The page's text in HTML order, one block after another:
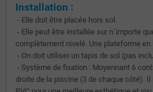
Installation :
- Elle doit être placée hors sol.
- Elle peut être installée sur n`importe
complètement nivelé. Une plateforme en
- On doit utiliser un tapis de sol (pas
- Système de fixation : Moyennant 6
droite de la piscine (3 de chaque côté).